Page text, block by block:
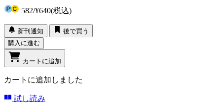
582/¥640(税込)
新刊通知
後で買う
購入に進む
カートに追加
カートに追加しました
試し読み